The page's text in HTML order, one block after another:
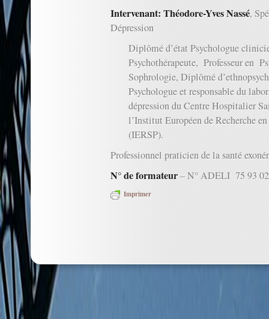
Intervenant:Théodore-Yves Nassé,
Dépression
Diplômé d’état Psychologue
Psychothérapeute, Professeur en
Sophrologie, Diplômé
Psychologue et responsable du
dépression du Centre Hospitalier
l’Institut Européen de Recherche
(IERSP).
Professionnel praticien de la santé
N° de formateur– N° ADELI 75 93
Imprimer